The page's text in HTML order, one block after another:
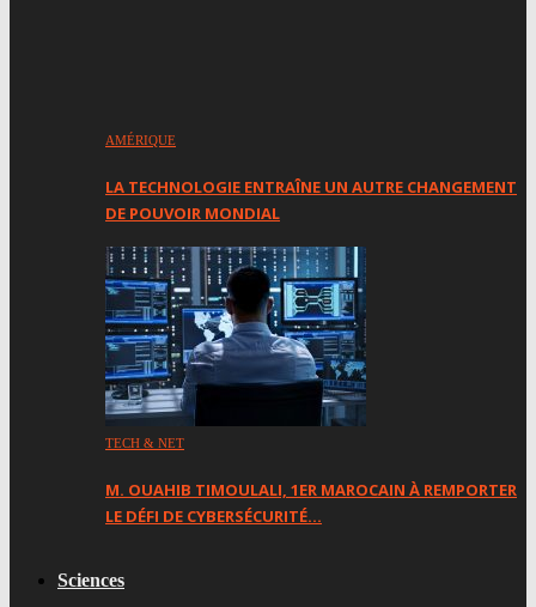
AMÉRIQUE
LA TECHNOLOGIE ENTRAÎNE UN AUTRE CHANGEMENT
DE POUVOIR MONDIAL
TECH & NET
M. OUAHIB TIMOULALI, 1ER MAROCAIN À REMPORTER
LE DÉFI DE CYBERSÉCURITÉ…
Sciences